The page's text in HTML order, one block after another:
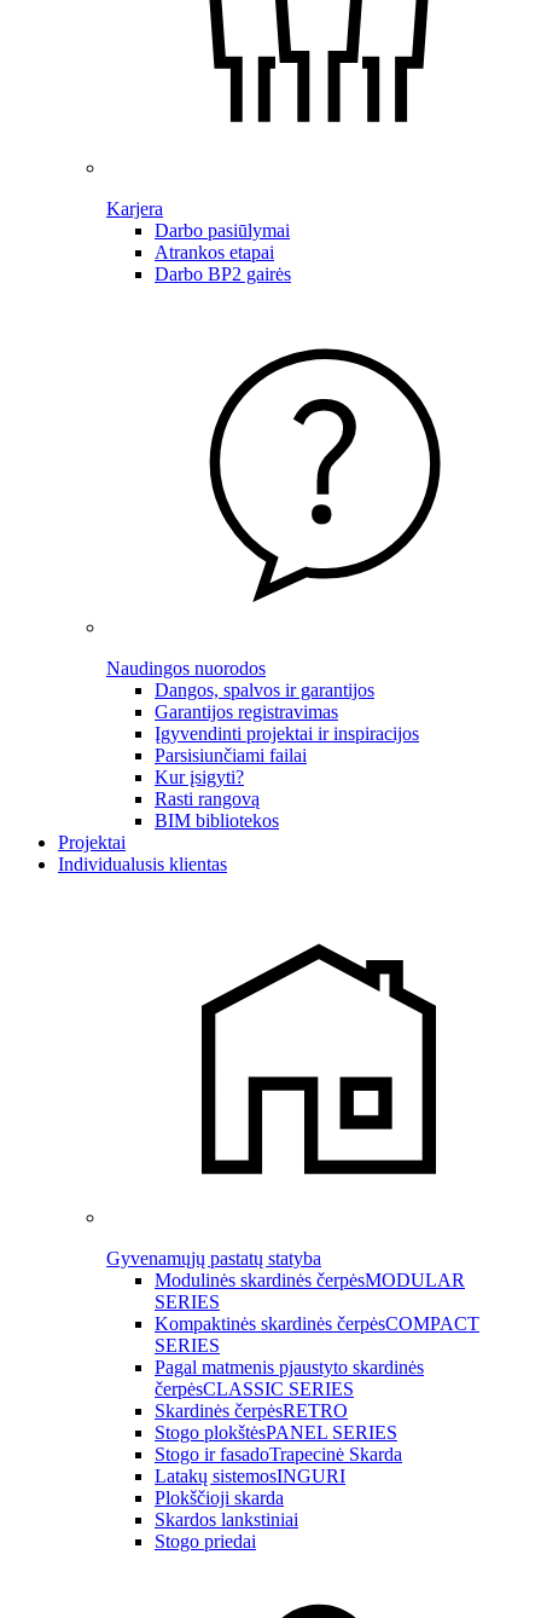
Karjera
Darbo pasiūlymai
Atrankos etapai
Darbo BP2 gairės
Naudingos nuorodos
Dangos, spalvos ir garantijos
Garantijos registravimas
Įgyvendinti projektai ir inspiracijos
Parsisiunčiami failai
Kur įsigyti?
Rasti rangovą
BIM bibliotekos
Projektai
Individualusis klientas
Gyvenamųjų pastatų statyba
Modulinės skardinės čerpėsMODULAR
SERIES
Kompaktinės skardinės čerpėsCOMPACT
SERIES
Pagal matmenis pjaustyto skardinės
čerpėsCLASSIC SERIES
Skardinės čerpėsRETRO
Stogo plokštėsPANEL SERIES
Stogo ir fasadoTrapecinė Skarda
Latakų sistemosINGURI
Plokščioji skarda
Skardos lankstiniai
Stogo priedai